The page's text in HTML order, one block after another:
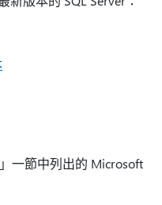
一節中列出的 Microsoft